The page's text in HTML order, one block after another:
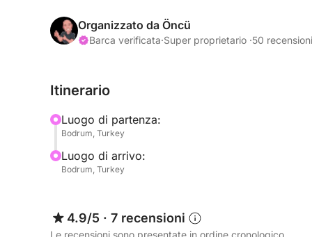
scoperta e indulgenza. Mentre navighiamo lungo
mozzafiato sulle acque cristalline e sui paesaggi
opportunità per nuotate rinfrescanti e avventure
"Goulet Mega".
In una delle nostre fermate panoramiche,
con ingredienti freschi e locali. Questa
Durante la crociera, avrai tutto il tempo per
Organizzato da Öncü
Barca verificata·Super proprietario ·50 recensioni
Itinerario
Luogo di partenza:
Bodrum, Turkey
Luogo di arrivo:
Bodrum, Turkey
4.9/5 · 7 recensioni
Le recensioni sono presentate in ordine cronologico